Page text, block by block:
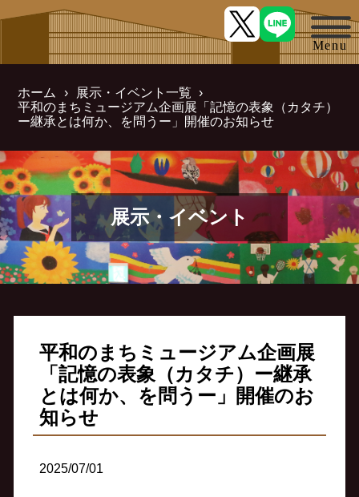
ホーム
展示・イベント一覧
平和のまちミュージアム企画展「記憶の表象（カタチ）
ー継承とは何か、を問うー」開催のお知らせ
展示・イベント
平和のまちミュージアム企画展
「記憶の表象（カタチ）ー継承
とは何か、を問うー」開催のお
知らせ
2025/07/01